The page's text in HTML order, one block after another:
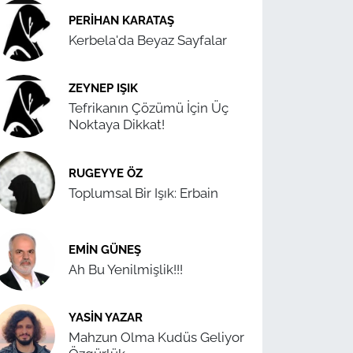
PERIHAN KARATAŞ
Kerbela'da Beyaz Sayfalar
ZEYNEP IŞIK
Tefrikanın Çözümü İçin Üç
Noktaya Dikkat!
RUGEYYE ÖZ
Toplumsal Bir Işık: Erbain
EMIN GÜNEŞ
Ah Bu Yenilmişlik!!!
YASIN YAZAR
Mahzun Olma Kudüs Geliyor